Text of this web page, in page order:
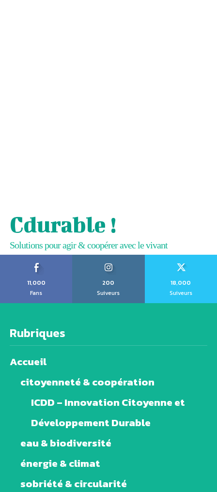
Cdurable !
Solutions pour agir & coopérer avec le vivant
11,000
Fans
200
Suiveurs
18,000
Suiveurs
Rubriques
Accueil
citoyenneté & coopération
ICDD – Innovation Citoyenne et
Développement Durable
eau & biodiversité
énergie & climat
sobriété & circularité